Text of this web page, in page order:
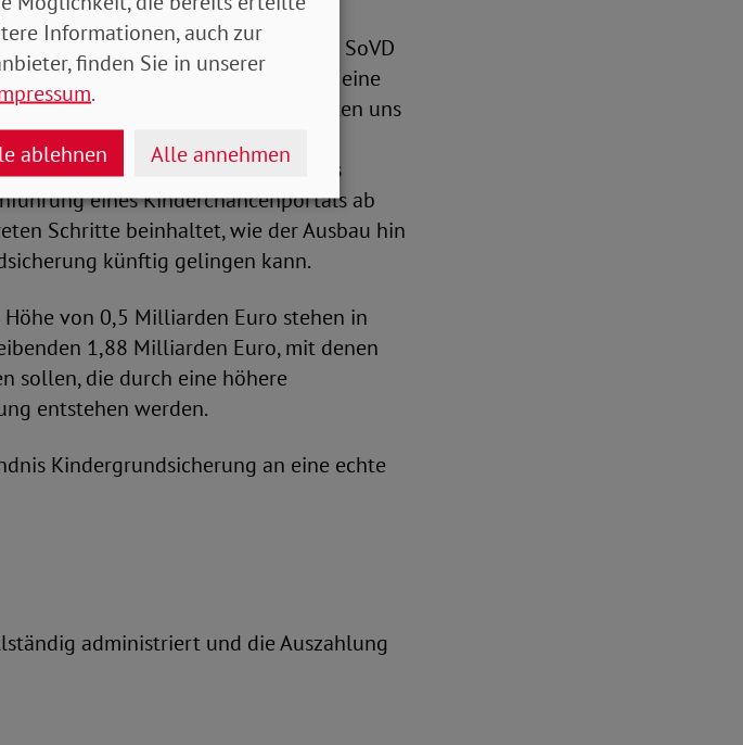
Aushandlungsprozesses. Als SoVD
um die Kindergrundsicherung eine
wir dennoch enttäuscht. Wir hatten uns
für eine
der beabsichtigten – aus
eines Kinderchancenportals ab
Schritte beinhaltet, wie der Ausbau hin
künftig gelingen kann.
von 0,5 Milliarden Euro stehen in
1,88 Milliarden Euro, mit denen
sollen, die durch eine höhere
entstehen werden.
Kindergrundsicherung an eine echte
administriert und die Auszahlung
Informationen, auch zur
finden Sie in unserer
.
ablehnen Alle annehmen